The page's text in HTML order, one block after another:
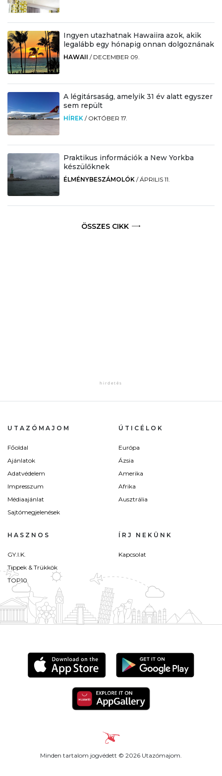
Ingyen utazhatnak Hawaiira azok, akik
legalább egy hónapig onnan dolgoznának
HAWAII / DECEMBER 09.
A légitársaság, amelyik 31 év alatt egyszer
sem repült
HÍREK / OKTÓBER 17.
Praktikus információk a New Yorkba
készülőknek
ÉLMÉNYBESZÁMOLÓK /ÁPRILIS 11.
ÖSSZES CIKK
UTAZÓMAJOM
Főoldal
Ajánlatok
Adatvédelem
Impresszum
Médiaajánlat
Sajtómegjelenések
ÚTICÉLOK
Európa
Ázsia
Amerika
Afrika
Ausztrália
HASZNOS
GY.I.K.
Tippek & Trükkök
TOP10
ÍRJ NEKÜNK
Kapcsolat
Minden tartalom jogvédett © 2026 Utazómajom.